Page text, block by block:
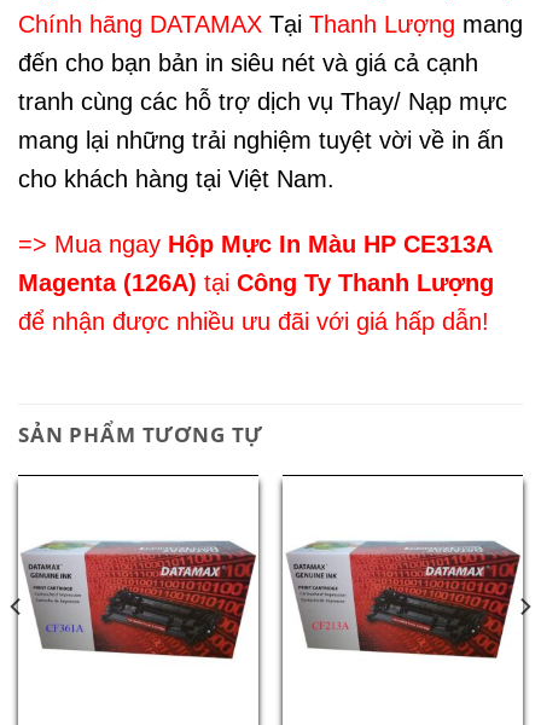
Chính hãng DATAMAX Tại Thanh Lượng mang
đến cho bạn bản in siêu nét và giá cả cạnh
tranh cùng các hỗ trợ dịch vụ Thay/ Nạp mực
mang lại những trải nghiệm tuyệt vời về in ấn
cho khách hàng tại Việt Nam.
=> Mua ngay Hộp Mực In Màu HP CE313A
Magenta (126A) tại Công Ty Thanh Lượng
để nhận được nhiều ưu đãi với giá hấp dẫn!
SẢN PHẨM TƯƠNG TỰ